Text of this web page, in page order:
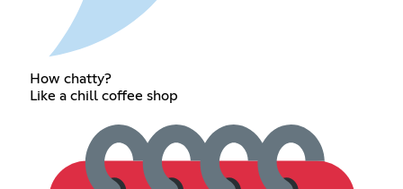
How chatty?
Like a chill coffee shop